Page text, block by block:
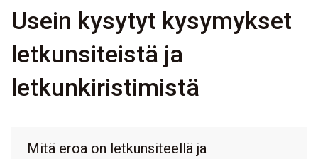
Usein kysytyt kysymykset
letkunsiteistä ja
letkunkiristimistä
Mitä eroa on letkunsiteellä ja